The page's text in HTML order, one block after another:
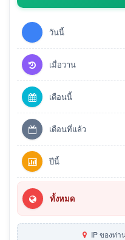
วันนี้
เมื่อวาน
เดือนนี้
เดือนที่แล้ว
ปีนี้
ทั้งหมด
IP ของท่า